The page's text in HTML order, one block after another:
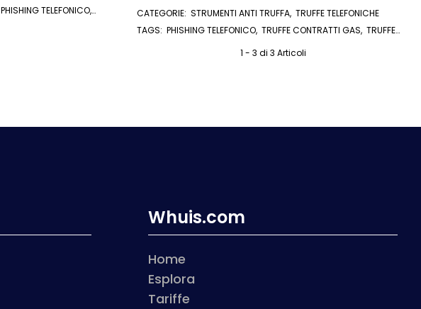
PHISHING TELEFONICO,
difendersi
CATEGORIE: STRUMENTI ANTI TRUFFA, TRUFFE TELEFONICHE
TAGS: PHISHING TELEFONICO, TRUFFE CONTRATTI GAS, TRUFFE
U/EXPERT,INTELLIGENZA ARTIFICIALE
1 - 3 di 3 Articoli
Whuis.com
Home
Esplora
Tariffe